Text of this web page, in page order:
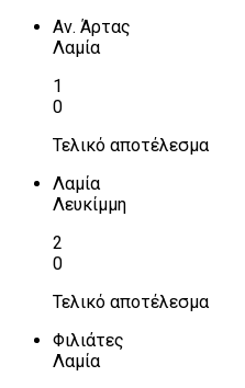
Αν. Άρτας
Λαμία
1
0
Τελικό αποτέλεσμα
Λαμία
Λευκίμμη
2
0
Τελικό αποτέλεσμα
Φιλιάτες
Λαμία